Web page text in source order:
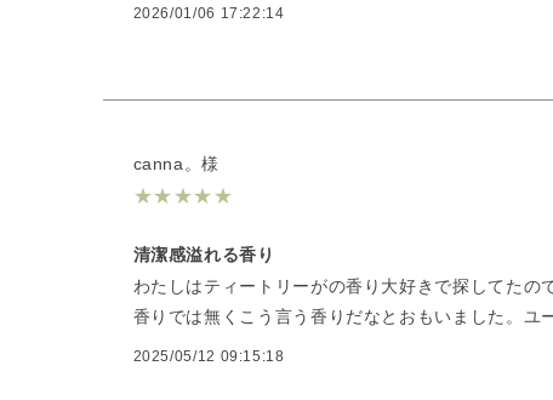
2026/01/06 17:22:14
canna。様
★★★★★
清潔感溢れる香り
わたしはティートリーがの香り大好きで探してた
香りでは無くこう言う香りだなとおもいました。ユ
2025/05/12 09:15:18